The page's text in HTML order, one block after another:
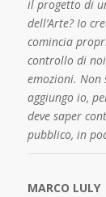
il progetto di
dell’Arte? Io
comincia
controllo di
emozioni. Non
aggiungo io,
deve saper
pubblico, in
MARCO LULY